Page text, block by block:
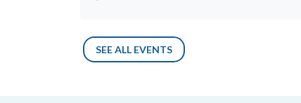
SEE ALL EVENTS